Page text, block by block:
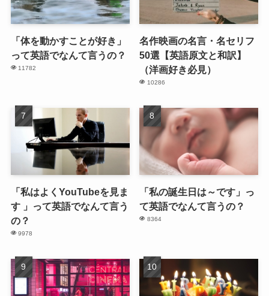
「体を動かすことが好き」
って英語でなんて言うの？
11782
名作映画の名言・名セリフ
50選【英語原文と和訳】
（洋画好き必見）
10286
「私はよくYouTubeを見ま
す 」って英語でなんて言う
の？
9978
「私の誕生日は～です」っ
て英語でなんて言うの？
8364